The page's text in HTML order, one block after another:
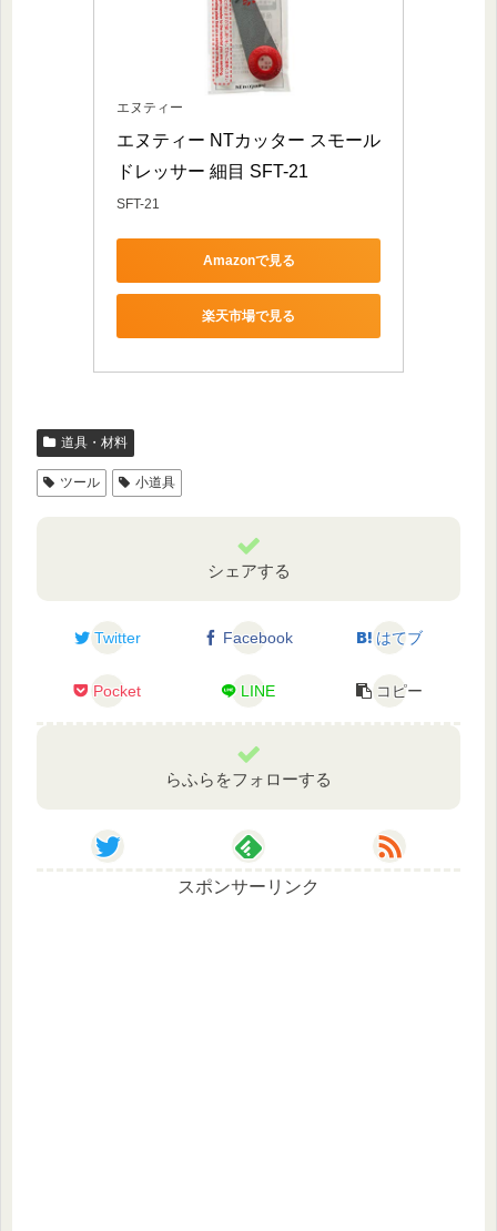
エヌティー
エヌティー NTカッター スモール
ドレッサー 細目 SFT-21
SFT-21
Amazonで見る
楽天市場で見る
道具・材料
ツール 小道具
シェアする
Twitter Facebook はてブ
Pocket LINE コピー
らふらをフォローする
スポンサーリンク